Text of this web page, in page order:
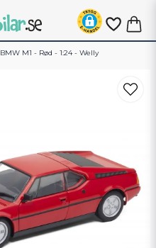
BMW M1 - Rød - 1:24 - Welly